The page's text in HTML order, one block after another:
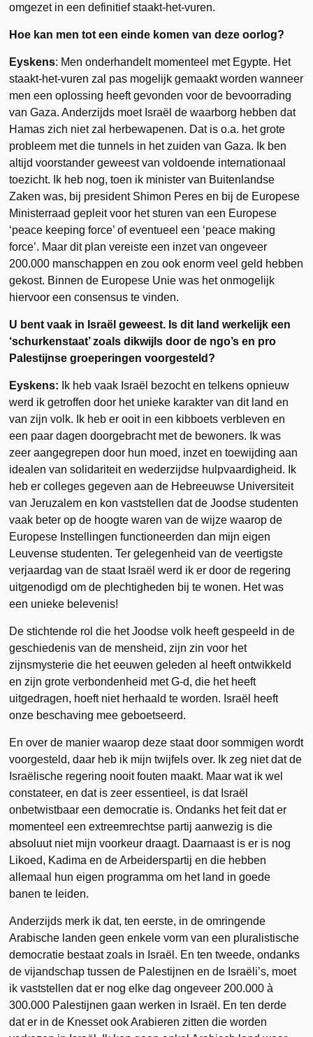
omgezet in een definitief staakt-het-vuren.
Hoe kan men tot een einde komen van deze oorlog?
Eyskens: Men onderhandelt momenteel met Egypte. Het
staakt-het-vuren zal pas mogelijk gemaakt worden wanneer
men een oplossing heeft gevonden voor de bevoorrading
van Gaza. Anderzijds moet Israël de waarborg hebben dat
Hamas zich niet zal herbewapenen. Dat is o.a. het grote
probleem met die tunnels in het zuiden van Gaza. Ik ben
altijd voorstander geweest van voldoende internationaal
toezicht. Ik heb nog, toen ik minister van Buitenlandse
Zaken was, bij president Shimon Peres en bij de Europese
Ministerraad gepleit voor het sturen van een Europese
‘peace keeping force’ of eventueel een ‘peace making
force’. Maar dit plan vereiste een inzet van ongeveer
200.000 manschappen en zou ook enorm veel geld hebben
gekost. Binnen de Europese Unie was het onmogelijk
hiervoor een consensus te vinden.
U bent vaak in Israël geweest. Is dit land werkelijk een
‘schurkenstaat’ zoals dikwijls door de ngo’s en pro
Palestijnse groeperingen voorgesteld?
Eyskens: Ik heb vaak Israël bezocht en telkens opnieuw
werd ik getroffen door het unieke karakter van dit land en
van zijn volk. Ik heb er ooit in een kibboets verbleven en
een paar dagen doorgebracht met de bewoners. Ik was
zeer aangegrepen door hun moed, inzet en toewijding aan
idealen van solidariteit en wederzijdse hulpvaardigheid. Ik
heb er colleges gegeven aan de Hebreeuwse Universiteit
van Jeruzalem en kon vaststellen dat de Joodse studenten
vaak beter op de hoogte waren van de wijze waarop de
Europese Instellingen functioneerden dan mijn eigen
Leuvense studenten. Ter gelegenheid van de veertigste
verjaardag van de staat Israël werd ik er door de regering
uitgenodigd om de plechtigheden bij te wonen. Het was
een unieke belevenis!
De stichtende rol die het Joodse volk heeft gespeeld in de
geschiedenis van de mensheid, zijn zin voor het
zijnsmysterie die het eeuwen geleden al heeft ontwikkeld
en zijn grote verbondenheid met G-d, die het heeft
uitgedragen, hoeft niet herhaald te worden. Israël heeft
onze beschaving mee geboetseerd.
En over de manier waarop deze staat door sommigen wordt
voorgesteld, daar heb ik mijn twijfels over. Ik zeg niet dat de
Israëlische regering nooit fouten maakt. Maar wat ik wel
constateer, en dat is zeer essentieel, is dat Israël
onbetwistbaar een democratie is. Ondanks het feit dat er
momenteel een extreemrechtse partij aanwezig is die
absoluut niet mijn voorkeur draagt. Daarnaast is er is nog
Likoed, Kadima en de Arbeiderspartij en die hebben
allemaal hun eigen programma om het land in goede
banen te leiden.
Anderzijds merk ik dat, ten eerste, in de omringende
Arabische landen geen enkele vorm van een pluralistische
democratie bestaat zoals in Israël. En ten tweede, ondanks
de vijandschap tussen de Palestijnen en de Israëli’s, moet
ik vaststellen dat er nog elke dag ongeveer 200.000 à
300.000 Palestijnen gaan werken in Israël. En ten derde
dat er in de Knesset ook Arabieren zitten die worden